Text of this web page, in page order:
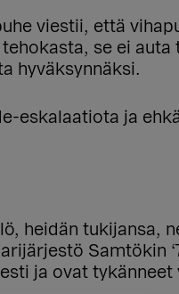
viestii, että
se ei auta
hyväksynnäksi.
eskalaatiota ja
heidän tukijansa,
Samtökin
ja ovat tykänneet